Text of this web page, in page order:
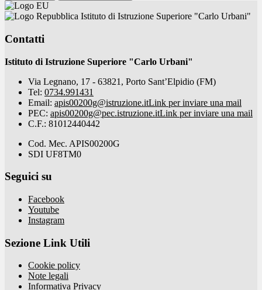
Istituto di Istruzione Superiore "Carlo Urbani"
Contatti
Istituto di Istruzione Superiore "Carlo Urbani"
Via Legnano, 17 - 63821, Porto Sant’Elpidio (FM)
Tel: 0734.991431
Email: apis00200g@istruzione.itLink per inviare una mail
PEC: apis00200g@pec.istruzione.itLink per inviare una mail
C.F.: 81012440442
Cod. Mec. APIS00200G
SDI UF8TM0
Seguici su
Facebook
Youtube
Instagram
Sezione Link Utili
Cookie policy
Note legali
Informativa Privacy